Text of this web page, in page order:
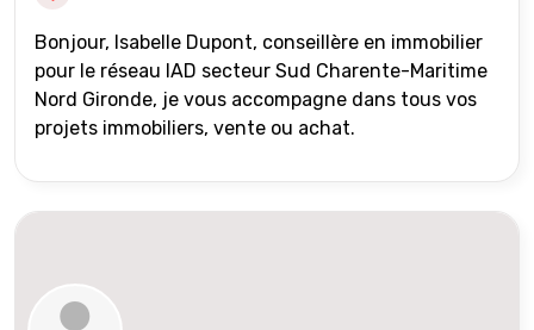
Bonjour, Isabelle Dupont, conseillère en immobilier
pour le réseau IAD secteur Sud Charente-Maritime
Nord Gironde, je vous accompagne dans tous vos
projets immobiliers, vente ou achat.